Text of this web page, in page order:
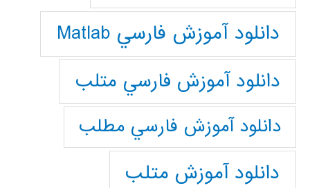
دانلود آموزش فارسي Matlab
دانلود آموزش فارسي متلب
دانلود آموزش فارسي مطلب
دانلود آموزش متلب